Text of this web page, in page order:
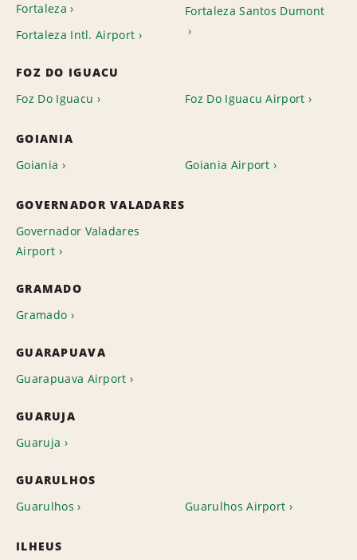
Fortaleza
Fortaleza Intl. Airport
Fortaleza Santos Dumont
FOZ DO IGUACU
Foz Do Iguacu
Foz Do Iguacu Airport
GOIANIA
Goiania
Goiania Airport
GOVERNADOR VALADARES
Governador Valadares
Airport
GRAMADO
Gramado
GUARAPUAVA
Guarapuava Airport
GUARUJA
Guaruja
GUARULHOS
Guarulhos
Guarulhos Airport
ILHEUS